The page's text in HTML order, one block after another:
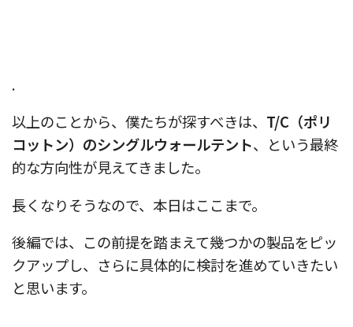
.
以上のことから、僕たちが探すべきは、 T/C（ポリ
コットン）のシングルウォールテント、という最終
的な方向性が見えてきました。
長くなりそうなので、本日はここまで。
後編では、この前提を踏まえて幾つかの製品をピッ
クアップし、さらに具体的に検討を進めていきたい
と思います。